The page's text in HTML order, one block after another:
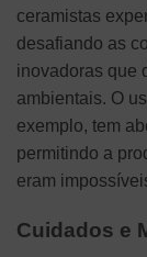
ceramistas
desafiando as
inovadoras que
ambientais. O
exemplo, tem
permitindo a
eram
Cuidados e